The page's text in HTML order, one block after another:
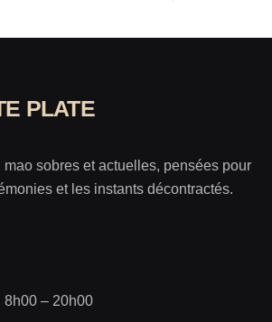
PLATE
mao sobres et actuelles, pensées pour
et les instants décontractés.
8h00 – 20h00